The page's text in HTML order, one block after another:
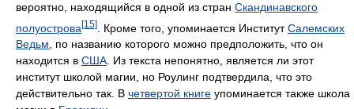
вероятно, находящийся в одной из стран Скандинавского
полуострова[15] . Кроме того, упоминается ИнститутСалемских
Ведьм, по названию которого можно предположить, что он
находится в США. Из текста непонятно, является ли этот
институт школой магии, но Роулинг подтвердила, что это
действительно так. В четвертой книге упоминается также школа